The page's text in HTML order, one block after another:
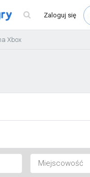
Zaloguj się
Xbox